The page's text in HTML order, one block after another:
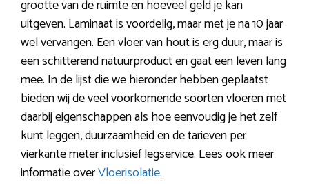
grootte van de ruimte en hoeveel geld je kan
uitgeven. Laminaat is voordelig, maar met je na 10 jaar
wel vervangen. Een vloer van hout is erg duur, maar is
een schitterend natuurproduct en gaat een leven lang
mee. In de lijst die we hieronder hebben geplaatst
bieden wij de veel voorkomende soorten vloeren met
daarbij eigenschappen als hoe eenvoudig je het zelf
kunt leggen, duurzaamheid en de tarieven per
vierkante meter inclusief legservice. Lees ook meer
informatie overVloerisolatie.